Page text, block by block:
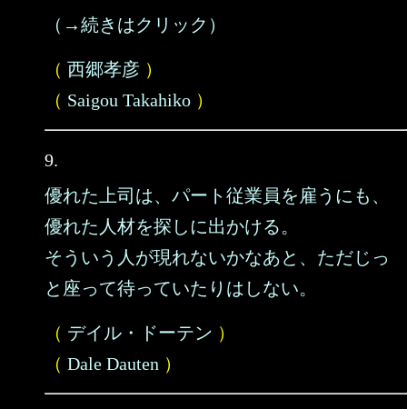
（→続きはクリック）
（ 西郷孝彦 ）
（ Saigou Takahiko ）
9.
優れた上司は、パート従業員を雇うにも、
優れた人材を探しに出かける。
そういう人が現れないかなあと、ただじっ
と座って待っていたりはしない。
（ デイル・ドーテン ）
（ Dale Dauten ）